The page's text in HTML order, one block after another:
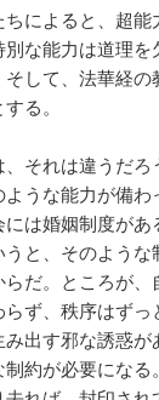
によると、超
な能力は道理
そして、法華経
る。
、それは違うだ
うな能力が備わ
は婚姻制度があ
と、そのよう
だ。ところが
ず、秩序はずっ
出す邪な誘惑が
約が必要にな